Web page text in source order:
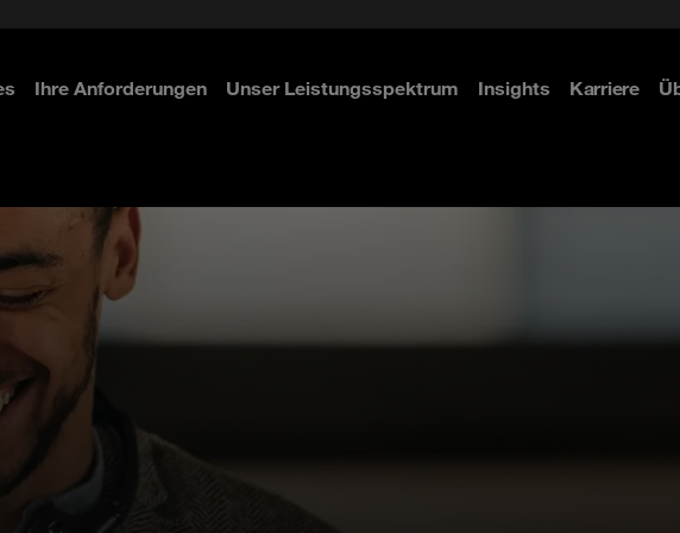
Ihre Anforderungen
Access Management
Unser Leistungsspektrum Insights Karriere